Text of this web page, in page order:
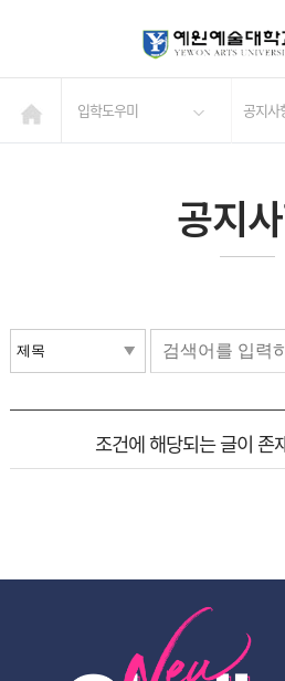
입학도우미 공지사
공지
조건에 해당되는 글이 존